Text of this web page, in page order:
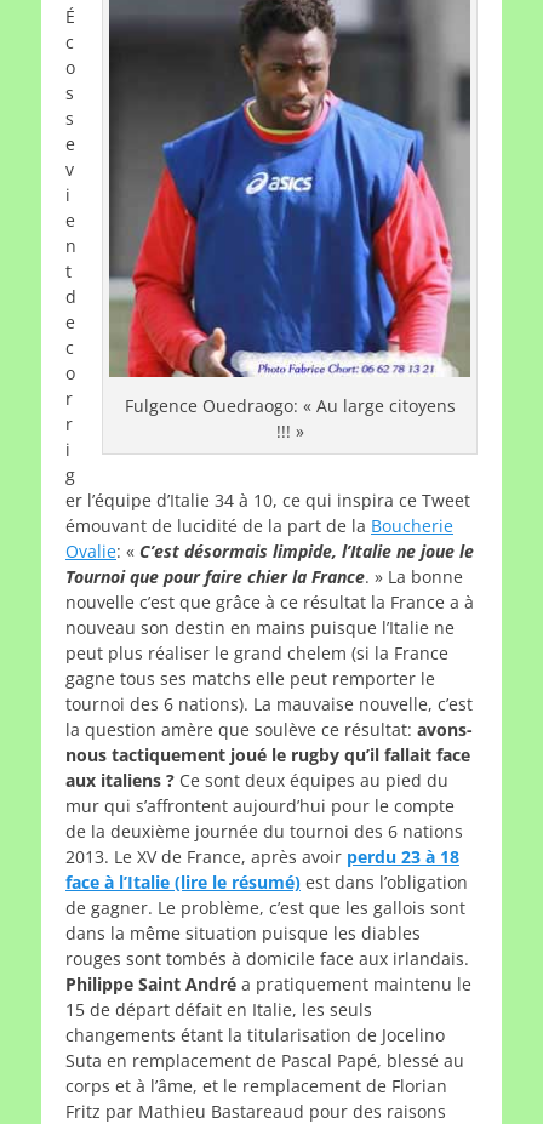
Fulgence Ouedraogo: « Au large citoyens
!!! »
É
c
o
s
s
e
v
i
e
n
t
d
e
c
o
r
r
i
g
er l’équipe d’Italie 34 à 10, ce qui inspira ce Tweet
émouvant de lucidité de la part de la Boucherie
Ovalie: « C’est désormais limpide, l’Italie ne joue le
Tournoi que pour faire chier la France. » La bonne
nouvelle c’est que grâce à ce résultat la France a à
nouveau son destin en mains puisque l’Italie ne
peut plus réaliser le grand chelem (si la France
gagne tous ses matchs elle peut remporter le
tournoi des 6 nations). La mauvaise nouvelle, c’est
la question amère que soulève ce résultat: avons-
nous tactiquement joué le rugby qu’il fallait face
aux italiens ? Ce sont deux équipes au pied du
mur qui s’affrontent aujourd’hui pour le compte
de la deuxième journée du tournoi des 6 nations
2013. Le XV de France, après avoir perdu 23 à 18
face à l’Italie (lire le résumé) est dans l’obligation
de gagner. Le problème, c’est que les gallois sont
dans la même situation puisque les diables
rouges sont tombés à domicile face aux irlandais.
Philippe Saint André a pratiquement maintenu le
15 de départ défait en Italie, les seuls
changements étant la titularisation de Jocelino
Suta en remplacement de Pascal Papé, blessé au
corps et à l’âme, et le remplacement de Florian
Fritz par Mathieu Bastareaud pour des raisons